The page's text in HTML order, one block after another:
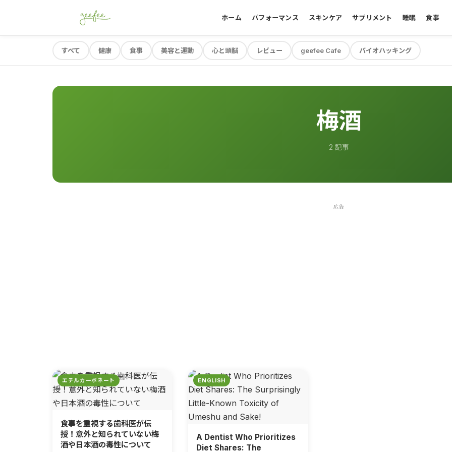
ホーム パフォーマンス スキンケア サプリメント 睡眠 食事
すべて 健康 食事 美容と運動 心と頭脳 レビュー geefee Cafe バイオハッキング
梅酒
2 記事
広告
エチルカーボネート
食事を重視する歯科医が伝
授！意外と知られていない梅
酒や日本酒の毒性について
ENGLISH
A Dentist Who Prioritizes
Diet Shares: The